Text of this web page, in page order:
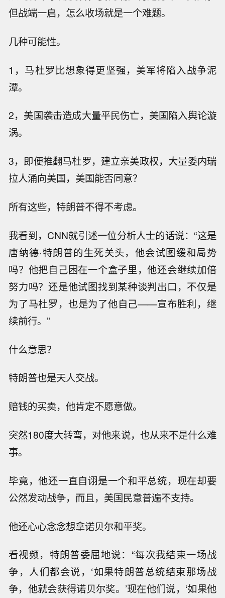
但战端一启，怎么收场就是一个难题。
几种可能性。
1，马杜罗比想象得更坚强，美军将陷入战争泥
潭。
2，美国袭击造成大量平民伤亡，美国陷入舆论漩
涡。
3，即便推翻马杜罗，建立亲美政权，大量委内瑞
拉人涌向美国，美国能否同意？
所有这些，特朗普不得不考虑。
我看到，CNN就引述一位分析人士的话说：“这是
唐纳德·特朗普的生死关头，他会试图缓和局势
吗？他把自己困在一个盒子里，他还会继续加倍
努力吗？还是他试图找到某种谈判出口，不仅是
为了马杜罗，也是为了他自己——宣布胜利，继
续前行。”
什么意思？
特朗普也是天人交战。
赔钱的买卖，他肯定不愿意做。
突然180度大转弯，对他来说，也从来不是什么难
事。
毕竟，他还一直自诩是一个和平总统，现在却要
公然发动战争，而且，美国民意普遍不支持。
他还心心念念想拿诺贝尔和平奖。
看视频，特朗普委屈地说：“每次我结束一场战
争，人们都会说，‘如果特朗普总统结束那场战
争，他就会获得诺贝尔奖。’现在他们说，‘如果他